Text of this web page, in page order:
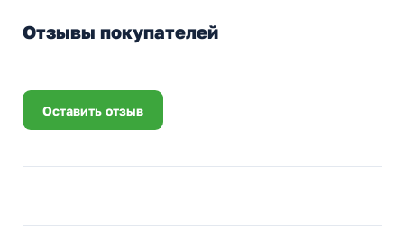
Отзывы покупателей
Оставить отзыв